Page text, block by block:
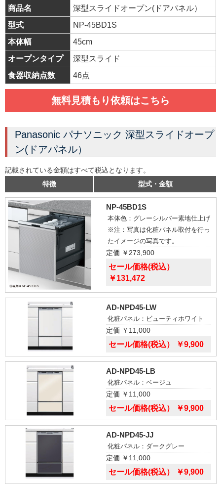
商品名
深型スライドオープン(ドアパネル）
型式
NP-45BD1S
本体幅
45cm
オープンタイプ
深型スライド
食器収納点数
46点
無料見積もり依頼はこちら
Panasonic パナソニック 深型スライドオープ
ン(ドアパネル）
記載されている金額はすべて税込となります。
特徴
型式・金額
NP-45BD1S
本体色：グレーシルバー素地仕上げ
※注：写真は化粧パネル取付を行っ
たイメージの写真です。
定価 ￥273,900
セール価格(税込）
￥131,472
AD-NPD45-LW
化粧パネル：ビューティホワイト
定価 ￥11,000
セール価格(税込） ￥9,900
AD-NPD45-LB
化粧パネル：ベージュ
定価 ￥11,000
セール価格(税込） ￥9,900
AD-NPD45-JJ
化粧パネル：ダークグレー
定価 ￥11,000
セール価格(税込） ￥9,900